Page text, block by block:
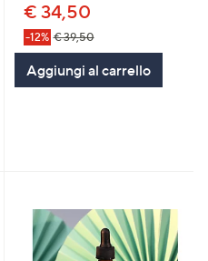
€ 34,50
-12% € 39,50
Aggiungi al carrello